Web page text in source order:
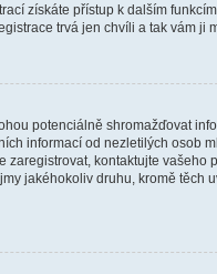
získáte přístup k dalším
trvá jen chvíli a tak vám ji
potenciálně shromažďovat
informací od nezletilých osob
kontaktujte vašeho
jakéhokoliv druhu, kromě těch